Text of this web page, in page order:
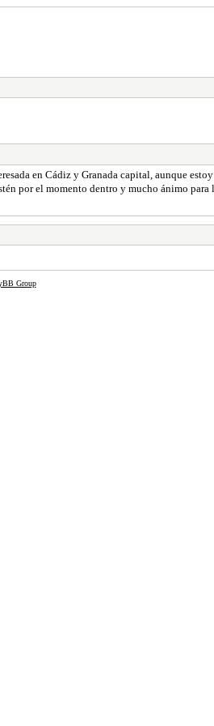
en Cádiz y Granada capital, aunque
por el momento dentro y mucho ánimo
Group